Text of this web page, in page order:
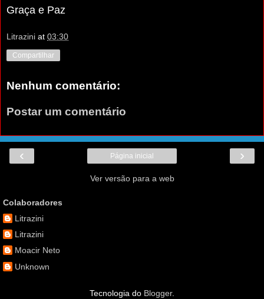
Graça e Paz
Litrazini at 03:30
Compartilhar
Nenhum comentário:
Postar um comentário
‹ ›
Página inicial
Ver versão para a web
Colaboradores
Litrazini
Litrazini
Moacir Neto
Unknown
Tecnologia do Blogger.